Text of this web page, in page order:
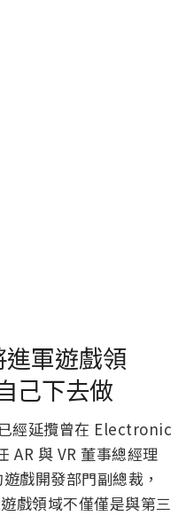
軍遊戲領
己下去做
經延攬曾在 Electronic
AR 與 VR 董事總經理
戲開發部門副總裁，
戲領域不僅僅是與第三